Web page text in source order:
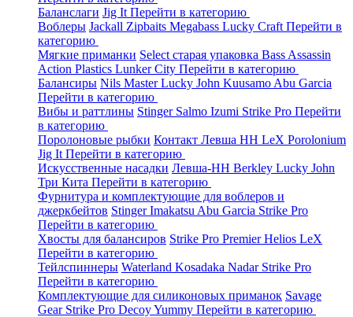
Баланслаги Jig It Перейти в категорию
Воблеры Jackall Zipbaits Megabass Lucky Craft Перейти в
категорию
Мягкие приманки Select старая упаковка Bass Assassin
Action Plastics Lunker City Перейти в категорию
Балансиры Nils MasterLucky John Kuusamo Abu Garcia
Перейти в категорию
Вибы и раттлины Stinger Salmo Izumi Strike Pro Перейти
в категорию
Поролоновые рыбки Контакт Левша НН LeX Porolonium
Jig It Перейти в категорию
Искусственные насадки Левша-НН Berkley Lucky John
Три Кита Перейти в категорию
Фурнитура и комплектующие для воблеров и
джеркбейтов StingerImakatsu Abu Garcia Strike Pro
Перейти в категорию
Хвосты для балансиров Strike Pro PremierHelios LeX
Перейти в категорию
Тейлспиннеры Waterland Kosadaka Nadar Strike Pro
Перейти в категорию
Комплектующие для силиконовых приманок Savage
Gear Strike Pro DecoyYummy Перейти в категорию